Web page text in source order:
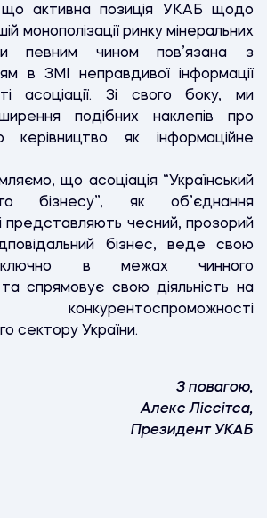
активна позиція УКАБ щодо
монополізації ринку мінеральних
певним чином пов’язана з
в ЗМІ неправдивої інформації
асоціації. Зі свого боку, ми
подібних наклепів про
як інформаційне
що асоціація “Український
бізнесу”, як об’єднання
представляють чесний, прозорий
бізнес, веде свою
в межах чинного
спрямовує свою діяльність на
сектору України.
З повагою,
Алекс Ліссітса,
Президент УКАБ